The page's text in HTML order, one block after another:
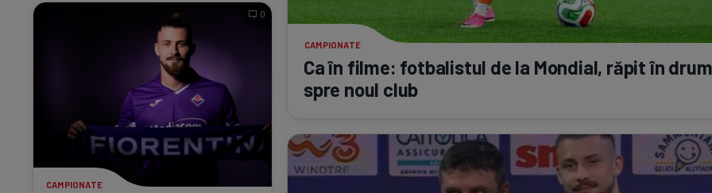
CAMPIONATE
0
CAMPIONATE
Ca în filme: fotbalistul de la Mondial, răpit în
spre noul club